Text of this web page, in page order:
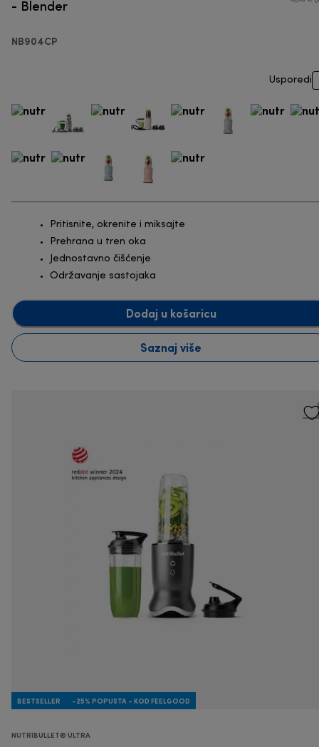
- Blender
NB904CP
Usporedi
Pritisnite, okrenite i miksajte
Prehrana u tren oka
Jednostavno čišćenje
Održavanje sastojaka
Dodaj u košaricu
Saznaj više
BESTSELLER -25% POPUSTA - KOD FEELGOOD
NUTRIBULLET® ULTRA